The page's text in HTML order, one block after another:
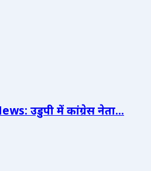
उडुपी में कांग्रेस नेता...